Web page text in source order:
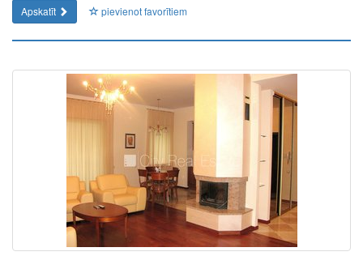
Apskatīt pievienot favorītiem